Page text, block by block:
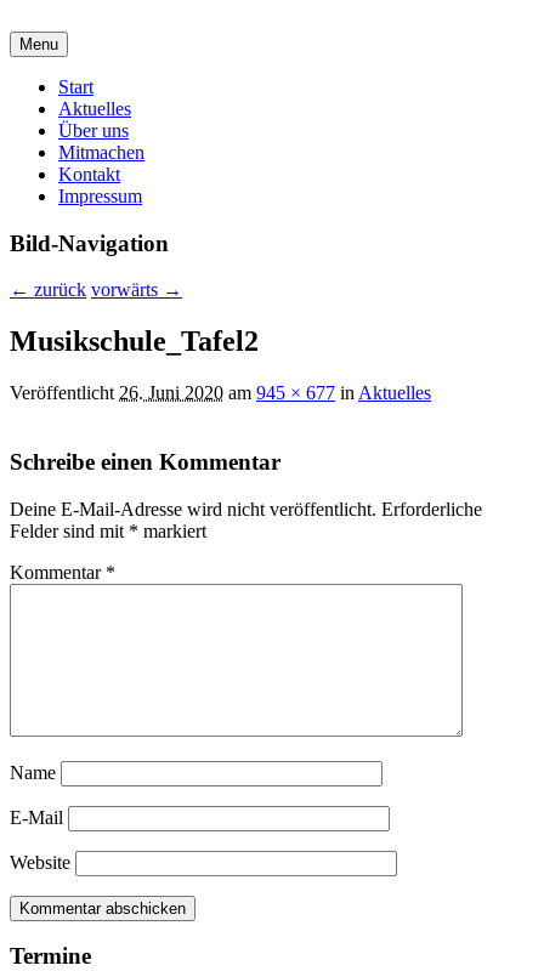
malzirkel-koethen.de
Verein für Freunde der Malerei und Grafik
Menu
Hauptmenü
Start
Aktuelles
Über uns
Mitmachen
Kontakt
Impressum
Bild-Navigation
← zurück vorwärts →
Musikschule_Tafel2
Veröffentlicht 26. Juni 2020 am 945 × 677 in Aktuelles
Schreibe einen Kommentar
Deine E-Mail-Adresse wird nicht veröffentlicht. Erforderliche
Felder sind mit * markiert
Kommentar *
Name
E-Mail
Website
Termine